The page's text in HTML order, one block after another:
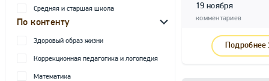
Средняя и старшая школа
По контенту
Здоровый образ жизни
Коррекционная педагогика и логопедия
Математика
19 ноября
комментариев
Подробнее